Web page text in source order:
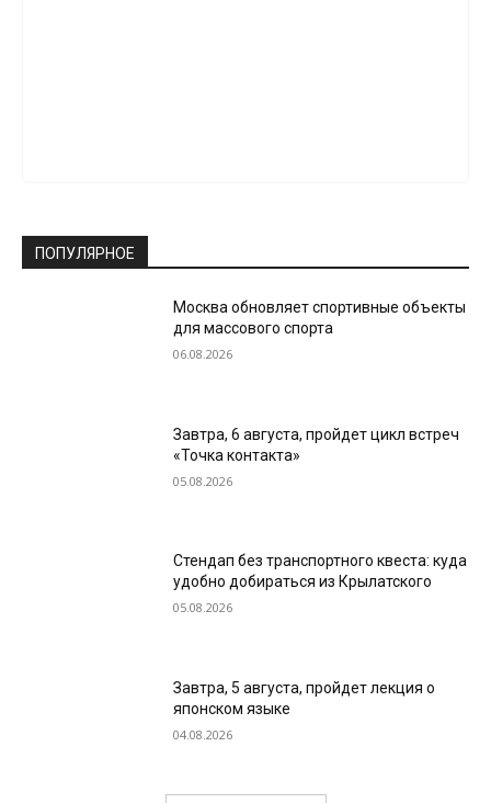
ПОПУЛЯРНОЕ
Москва обновляет спортивные объекты
для массового спорта
06.08.2026
Завтра, 6 августа, пройдет цикл встреч
«Точка контакта»
05.08.2026
Стендап без транспортного квеста: куда
удобно добираться из Крылатского
05.08.2026
Завтра, 5 августа, пройдет лекция о
японском языке
04.08.2026